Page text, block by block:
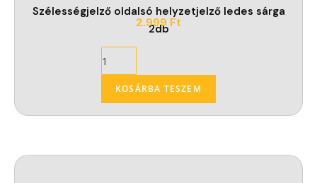
Szélességjelző oldalsó helyzetjelző ledes sárga
2db
2.999 Ft
KOSÁRBA TESZEM